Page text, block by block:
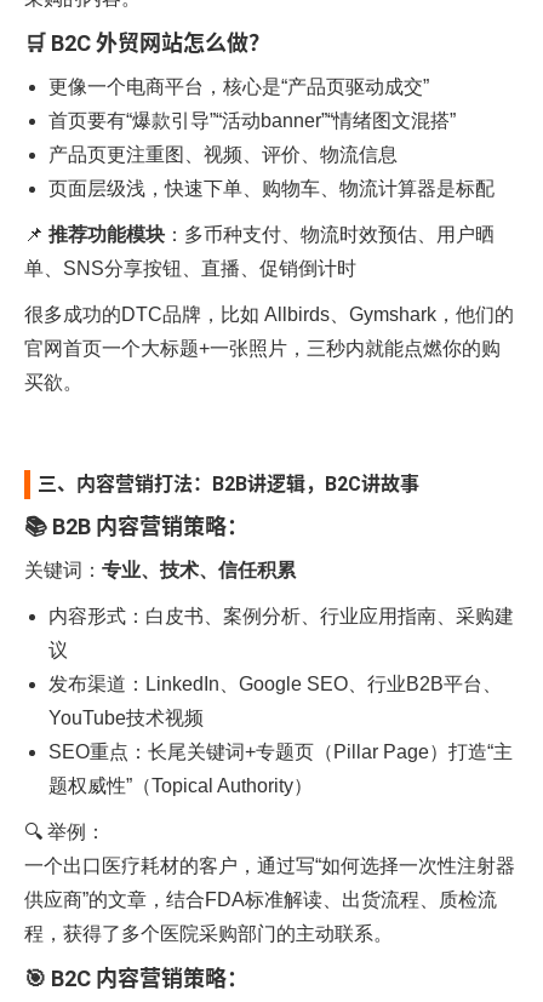
🛒 B2C 外贸网站怎么做？
更像一个电商平台，核心是“产品页驱动成交”
首页要有“爆款引导”“活动banner”“情绪图文混搭”
产品页更注重图、视频、评价、物流信息
页面层级浅，快速下单、购物车、物流计算器是标配
📌 推荐功能模块 ：多币种支付、物流时效预估、用户晒
单、SNS分享按钮、直播、促销倒计时
很多成功的DTC品牌，比如 Allbirds、Gymshark，他们的
官网首页一个大标题+一张照片，三秒内就能点燃你的购
买欲。
三、内容营销打法：B2B讲逻辑，B2C讲故事
📚 B2B 内容营销策略：
关键词： 专业、技术、信任积累
内容形式：白皮书、案例分析、行业应用指南、采购建
议
发布渠道：LinkedIn、Google SEO、行业B2B平台、
YouTube技术视频
SEO重点：长尾关键词+专题页（Pillar Page）打造“主
题权威性”（Topical Authority）
🔍 举例：
一个出口医疗耗材的客户，通过写“如何选择一次性注射器
供应商”的文章，结合FDA标准解读、出货流程、质检流
程，获得了多个医院采购部门的主动联系。
🎯 B2C 内容营销策略：